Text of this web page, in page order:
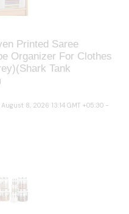
Printed Saree
Organizer For Clothes
Tank
8, 2026 13:14 GMT +05:30 -